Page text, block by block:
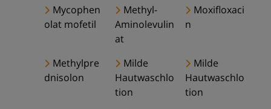
Mycophen
olat mofetil
Methyl-
Aminolevulin
at
Moxifloxaci
n
Methylpre
dnisolon
Milde
Hautwaschlo
tion
Milde
Hautwaschlo
tion